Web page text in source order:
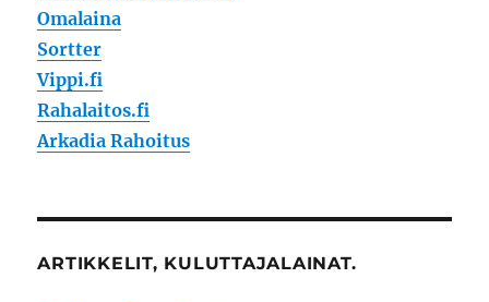
Omalaina
Sortter
Vippi.fi
Rahalaitos.fi
Arkadia Rahoitus
ARTIKKELIT, KULUTTAJALAINAT.